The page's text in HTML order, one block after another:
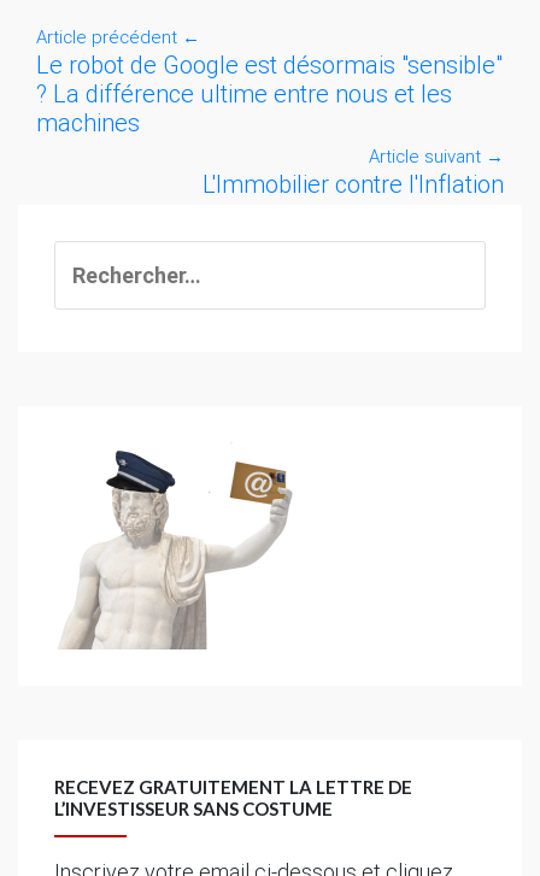
Article précédent ←
Le robot de Google est désormais "sensible"
? La différence ultime entre nous et les
machines
Article suivant →
L'Immobilier contre l'Inflation
RECEVEZ GRATUITEMENT LA LETTRE DE
L’INVESTISSEUR SANS COSTUME